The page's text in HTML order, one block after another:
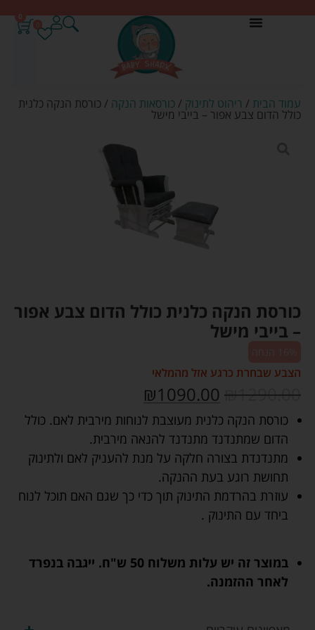
0
עמוד הבית / ריהוט לתינוק /כורסאות הנקה / כורסת הנקה כלנית
כולל הדום צבע אפור – בייבי מישל
כורסת הנקה כלנית כולל הדום צבע אפור
– בייבי מישל
הצבע שבחרת כרגע אזל מהמלאי
₪1290.00
₪1090.00
כורסת הנקה כלנית מעוצבת לנוחות מירבית לאם. כולל
הדום שמתנדנד מתנדנד להנאה מירבית.
מתנדנדת בצורה חלקה על מנת להעניק לאם ולתינוק
תחושת רוגע בעת ההנקה.
עוזרת בהרדמת התינוק תוך כדי כך שגם האם תוכל לנוח
ביחד עם התינוק .
במוצר זה יש עלות משלוח 50 ש"ח. ייגבה בנפרד
לאחר ההזמנה.